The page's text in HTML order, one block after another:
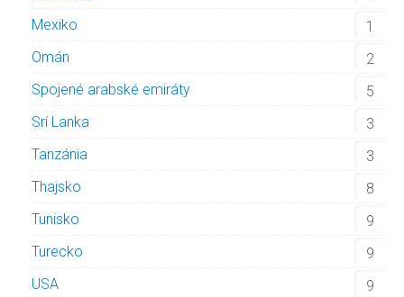
Mexiko
1
Omán
2
Spojené arabské emiráty
5
Srí Lanka
3
Tanzánia
3
Thajsko
8
Tunisko
9
Turecko
9
USA
9